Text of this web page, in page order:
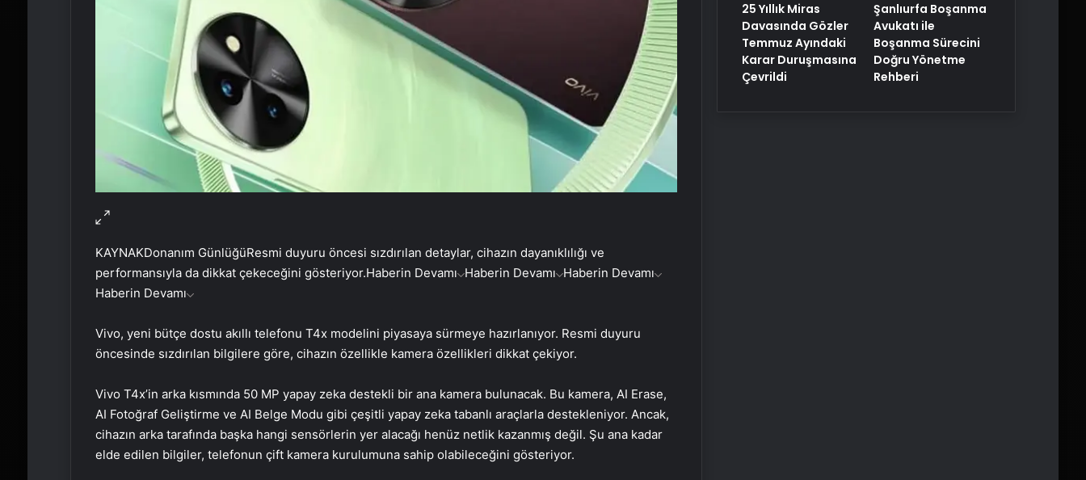
KAYNAKDonanım GünlüğüResmi duyuru öncesi sızdırılan detaylar, cihazın dayanıklılığı ve
performansıyla da dikkat çekeceğini gösteriyor.Haberin Devamı Haberin Devamı Haberin Devamı
Haberin Devamı
Vivo, yeni bütçe dostu akıllı telefonu T4x modelini piyasaya sürmeye hazırlanıyor. Resmi duyuru
öncesinde sızdırılan bilgilere göre, cihazın özellikle kamera özellikleri dikkat çekiyor.
Vivo T4x’in arka kısmında 50 MP yapay zeka destekli bir ana kamera bulunacak. Bu kamera, AI Erase,
AI Fotoğraf Geliştirme ve AI Belge Modu gibi çeşitli yapay zeka tabanlı araçlarla destekleniyor. Ancak,
cihazın arka tarafında başka hangi sensörlerin yer alacağı henüz netlik kazanmış değil. Şu ana kadar
elde edilen bilgiler, telefonun çift kamera kurulumuna sahip olabileceğini gösteriyor.
25 Yıllık Miras
Davasında Gözler
Temmuz Ayındaki
Karar Duruşmasına
Çevrildi
Şanlıurfa Boşanma
Avukatı ile
Boşanma Sürecini
Doğru Yönetme
Rehberi